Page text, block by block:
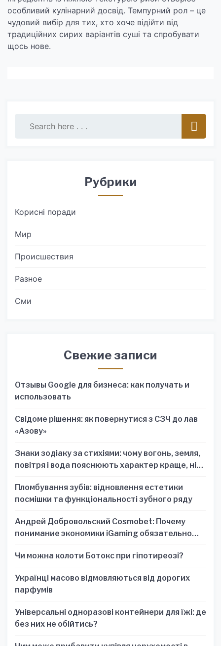
особливий кулінарний досвід. Темпурний рол – це
чудовий вибір для тих, хто хоче відійти від
традиційних сирих варіантів суші та спробувати
щось нове.
Рубрики
Корисні поради
Мир
Происшествия
Разное
Сми
Свежие записи
Отзывы Google для бизнеса: как получать и
использовать
Свідоме рішення: як повернутися з СЗЧ до лав
«Азову»
Знаки зодіаку за стихіями: чому вогонь, земля,
повітря і вода пояснюють характер краще, ніж
Пломбування зубів: відновлення естетики
посмішки та функціональності зубного ряду
Андрей Добровольский Cosmobet: Почему
понимание экономики iGaming обязательно
Чи можна колоти Ботокс при гіпотиреозі?
Українці масово відмовляються від дорогих
парфумів
Універсальні одноразові контейнери для їжі: де
без них не обійтись?